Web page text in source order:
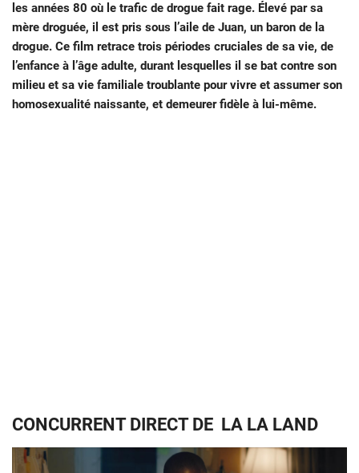
les années 80 où le trafic de drogue fait rage. Élevé par sa
mère droguée, il est pris sous l’aile de Juan, un baron de la
drogue. Ce film retrace trois périodes cruciales de sa vie, de
l’enfance à l’âge adulte, durant lesquelles il se bat contre son
milieu et sa vie familiale troublante pour vivre et assumer son
homosexualité naissante, et demeurer fidèle à lui-même.
CONCURRENT DIRECT DE LA LA LAND